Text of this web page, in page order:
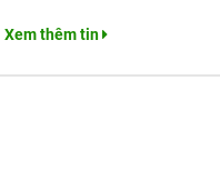
bạn đang tìm kiếm để nâng cấp, có thể
bạn sẽ phải thất vọng vì hầu như sự
Xem thêm tin